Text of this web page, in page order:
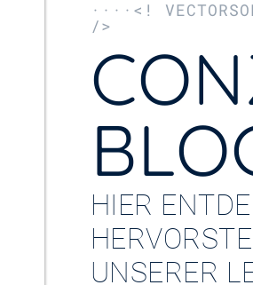
····<!
/>
HIER
UNSERER